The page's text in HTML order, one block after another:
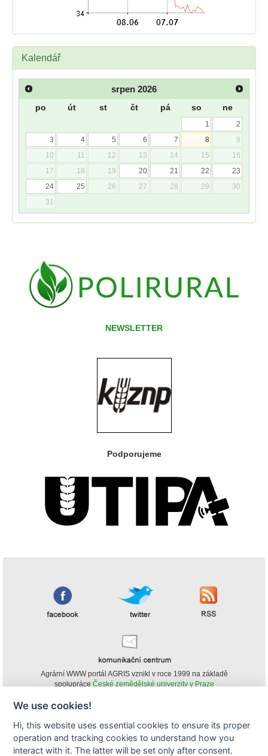
Kalendář
srpen 2026
po út st čt pá so ne
1
2
3
4 5 6 7 8
9
10
11 12 13 14 15
16
17
18 19 20 21 22
23
24
25 26 27 28 29
30
31
NEWSLETTER
Podporujeme
Agrární WWW portál AGRIS vznikl v roce 1999 na základě
spolupráce České zemědělské univerzity v Praze
obsahu agrárního WWW portálu AGRIS je možné
(pokud není uvedeno jinak) pouze za podmínky uvedení zdroje v podobě
www.agris.cz a data publikace v AGRISu.
We use cookies!
Hi, this website uses essential cookies to ensure its proper
operation and tracking cookies to understand how you
interact with it. The latter will be set only after consent.